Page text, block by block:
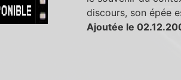
discours, son épée
Ajoutée le